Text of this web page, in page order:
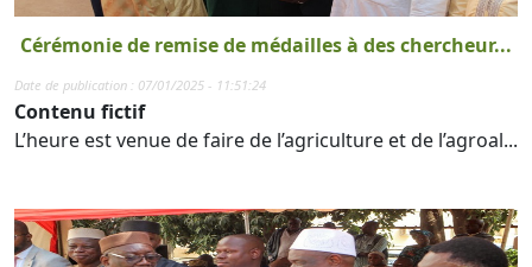
Cérémonie de remise de médailles à des chercheur...
Date de publication : 07/01/2025 - 11:51:24
Contenu fictif
L’heure est venue de faire de l’agriculture et de l’agroal...